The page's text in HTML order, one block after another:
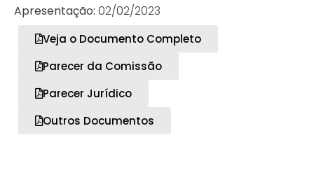
Apresentação: 02/02/2023
Veja o Documento Completo
Parecer da Comissão
Parecer Jurídico
Outros Documentos